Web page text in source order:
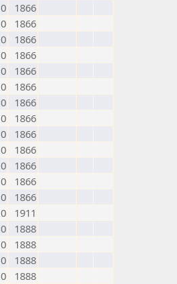
0
1866
0
1866
0
1866
0
1866
0
1866
0
1866
0
1866
0
1866
0
1866
0
1866
0
1866
0
1866
0
1866
0
1911
0
1888
0
1888
0
1888
0 1888